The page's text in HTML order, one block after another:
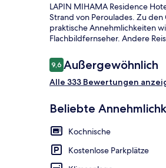
LAPIN MIHAMA Residence
Strand von Peroulades. Zu
praktische Annehmlichkeiten
Flachbildfernseher. Andere
Bewertungen
9,69,6 von 10.
Außergewöhnlich
Alle 333 Bewertungen
Beliebte
Kochnische
Kostenlose Parkplätze